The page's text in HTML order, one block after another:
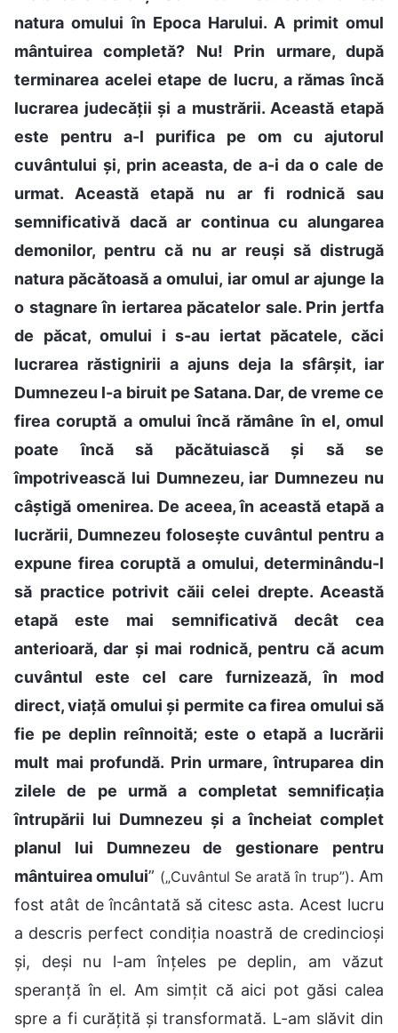
natura omului în Epoca Harului. A primit omul
mântuirea completă? Nu! Prin urmare, după
terminarea acelei etape de lucru, a rămas încă
lucrarea judecății și a mustrării. Această etapă
este pentru a-l purifica pe om cu ajutorul
cuvântului și, prin aceasta, de a-i da o cale de
urmat. Această etapă nu ar fi rodnică sau
semnificativă dacă ar continua cu alungarea
demonilor, pentru că nu ar reuși să distrugă
natura păcătoasă a omului, iar omul ar ajunge la
o stagnare în iertarea păcatelor sale. Prin jertfa
de păcat, omului i s-au iertat păcatele, căci
lucrarea răstignirii a ajuns deja la sfârșit, iar
Dumnezeu l-a biruit pe Satana. Dar, de vreme ce
firea coruptă a omului încă rămâne în el, omul
poate încă să păcătuiască și să se
împotrivească lui Dumnezeu, iar Dumnezeu nu
câștigă omenirea. De aceea, în această etapă a
lucrării, Dumnezeu folosește cuvântul pentru a
expune firea coruptă a omului, determinându-l
să practice potrivit căii celei drepte. Această
etapă este mai semnificativă decât cea
anterioară, dar și mai rodnică, pentru că acum
cuvântul este cel care furnizează, în mod
direct, viață omului și permite ca firea omului să
fie pe deplin reînnoită; este o etapă a lucrării
mult mai profundă. Prin urmare, întruparea din
zilele de pe urmă a completat semnificația
întrupării lui Dumnezeu și a încheiat complet
planul lui Dumnezeu de gestionare pentru
mântuirea omului” („Cuvântul Se arată în trup”). Am
fost atât de încântată să citesc asta. Acest lucru
a descris perfect condiția noastră de credincioși
și, deși nu l-am înțeles pe deplin, am văzut
speranță în el. Am simțit că aici pot găsi calea
spre a fi curățită și transformată. L-am slăvit din